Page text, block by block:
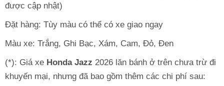
được cập nhật)
Đặt hàng: Tùy màu có thể có xe giao ngay
Màu xe: Trắng, Ghi Bạc, Xám, Cam, Đỏ, Đen
(*): Giá xe Honda Jazz 2026 lăn bánh ở trên chưa trừ đi
khuyến mại, nhưng đã bao gồm thêm các chi phí sau: